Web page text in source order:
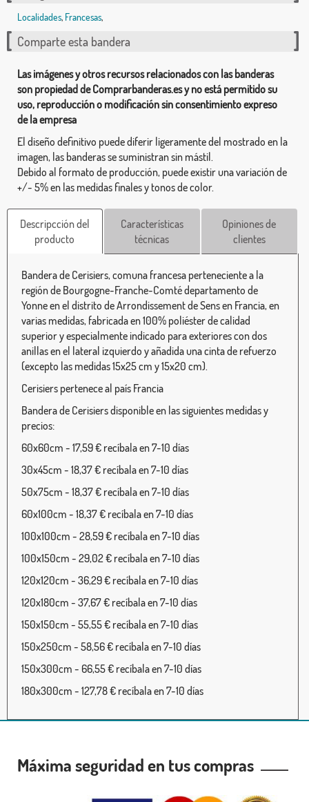
Localidades, Francesas,
Comparte esta bandera
Las imágenes y otros recursos relacionados con las banderas
son propiedad de Comprarbanderas.es y no está permitido su
uso, reproducción o modificación sin consentimiento expreso
de la empresa
El diseño definitivo puede diferir ligeramente del mostrado en la
imagen, las banderas se suministran sin mástil.
Debido al formato de producción, puede existir una variación de
+/- 5% en las medidas finales y tonos de color.
Descripcción del
producto
Características
técnicas
Opiniones de
clientes
Bandera de Cerisiers, comuna francesa perteneciente a la
región de Bourgogne-Franche-Comté departamento de
Yonne en el distrito de Arrondissement de Sens en Francia, en
varias medidas, fabricada en 100% poliéster de calidad
superior y especialmente indicado para exteriores con dos
anillas en el lateral izquierdo y añadida una cinta de refuerzo
(excepto las medidas 15x25 cm y 15x20 cm).
Cerisiers pertenece al país Francia
Bandera de Cerisiers disponible en las siguientes medidas y
precios:
60x60cm - 17,59 € recíbala en 7-10 días
30x45cm - 18,37 € recíbala en 7-10 días
50x75cm - 18,37 € recíbala en 7-10 días
60x100cm - 18,37 € recíbala en 7-10 días
100x100cm - 28,59 € recíbala en 7-10 días
100x150cm - 29,02 € recíbala en 7-10 días
120x120cm - 36,29 € recíbala en 7-10 días
120x180cm - 37,67 € recíbala en 7-10 días
150x150cm - 55,55 € recíbala en 7-10 días
150x250cm - 58,56 € recíbala en 7-10 días
150x300cm - 66,55 € recíbala en 7-10 días
180x300cm - 127,78 € recíbala en 7-10 días
Máxima seguridad en tus compras